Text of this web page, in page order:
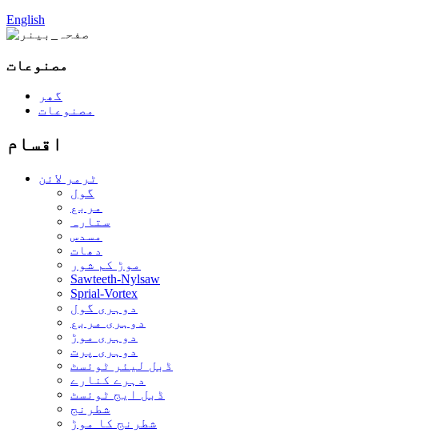
English
مصنوعات
گھر
مصنوعات
اقسام
ٹرمر لائن
گول
مربع
ستارہ
مسدس
دھات
موڑ کم شور
Sawteeth-Nylsaw
Sprial-Vortex
دوہری گول
دوہری مربع
دوہری موڑ
دوہری پرت
ڈبل لیئر ٹوئسٹ
دہرے کنارے
ڈبل ایج ٹوئسٹ
شطرنج
شطرنج کا موڑ